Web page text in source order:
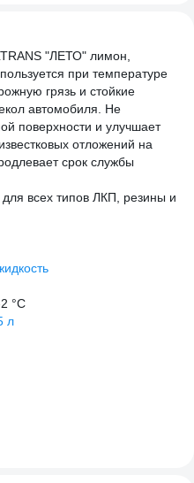
"ЛЕТО" лимон,
при температуре
грязь и стойкие
автомобиля. Не
поверхности и улучшает
отложений на
срок службы
всех типов ЛКП, резины и
°С
л